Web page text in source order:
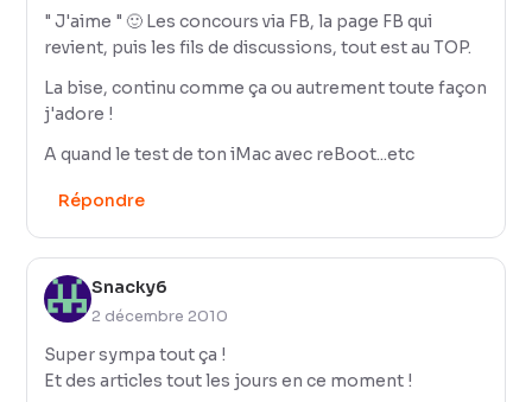
" J'aime " 🙂 Les concours via FB, la page FB qui
revient, puis les fils de discussions, tout est au TOP.
La bise, continu comme ça ou autrement toute façon
j'adore !
A quand le test de ton iMac avec reBoot...etc
Répondre
Snacky6
2 décembre 2010
Super sympa tout ça !
Et des articles tout les jours en ce moment !